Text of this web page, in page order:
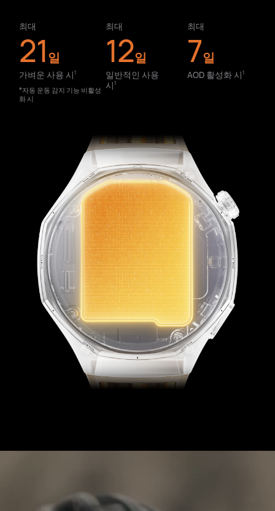
최대
21일
가벼운 사용 시⁠1
*자동 운동 감지 기능 비활성
화 시
최대
12일
일반적인 사용
시⁠1
최대
7일
AOD 활성화 시⁠1